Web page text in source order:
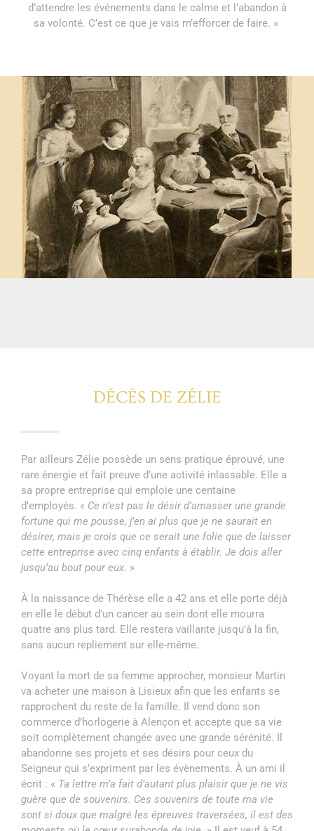
d’attendre les événements dans le calme et l’abandon à
sa volonté. C’est ce que je vais m’efforcer de faire. »
DÉCÈS DE ZÉLIE
Par ailleurs Zélie possède un sens pratique éprouvé, une
rare énergie et fait preuve d’une activité inlassable. Elle a
sa propre entreprise qui emploie une centaine
d’employés. « Ce n’est pas le désir d’amasser une grande
fortune qui me pousse, j’en ai plus que je ne saurait en
désirer, mais je crois que ce serait une folie que de laisser
cette entreprise avec cinq enfants à établir. Je dois aller
jusqu’au bout pour eux. »
À la naissance de Thérèse elle a 42 ans et elle porte déjà
en elle le début d’un cancer au sein dont elle mourra
quatre ans plus tard. Elle restera vaillante jusqu’à la fin,
sans aucun repliement sur elle-même.
Voyant la mort de sa femme approcher, monsieur Martin
va acheter une maison à Lisieux afin que les enfants se
rapprochent du reste de la famille. Il vend donc son
commerce d’horlogerie à Alençon et accepte que sa vie
soit complètement changée avec une grande sérénité. Il
abandonne ses projets et ses désirs pour ceux du
Seigneur qui s’expriment par les évènements. À un ami il
écrit : « Ta lettre m’a fait d’autant plus plaisir que je ne vis
guère que de souvenirs. Ces souvenirs de toute ma vie
sont si doux que malgré les épreuves traversées, il est des